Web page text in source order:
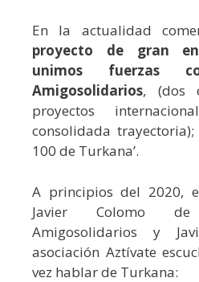
En la actualidad
proyecto de gran
unimos fuerzas
Amigosolidarios, (dos
proyectos
consolidada
100 de Turkana’.
A principios del 2020,
Javier Colomo
Amigosolidarios y
asociación Aztívate
vez hablar de Turkana: